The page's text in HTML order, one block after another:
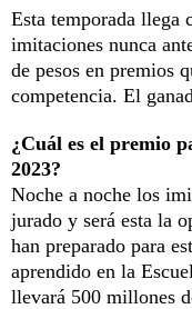
Esta temporada llega
imitaciones nunca
de pesos en premios
competencia. El
¿Cuál es el premio
2023?
Noche a noche los
jurado y será esta la
han preparado para
aprendido en la
llevará 500 millones